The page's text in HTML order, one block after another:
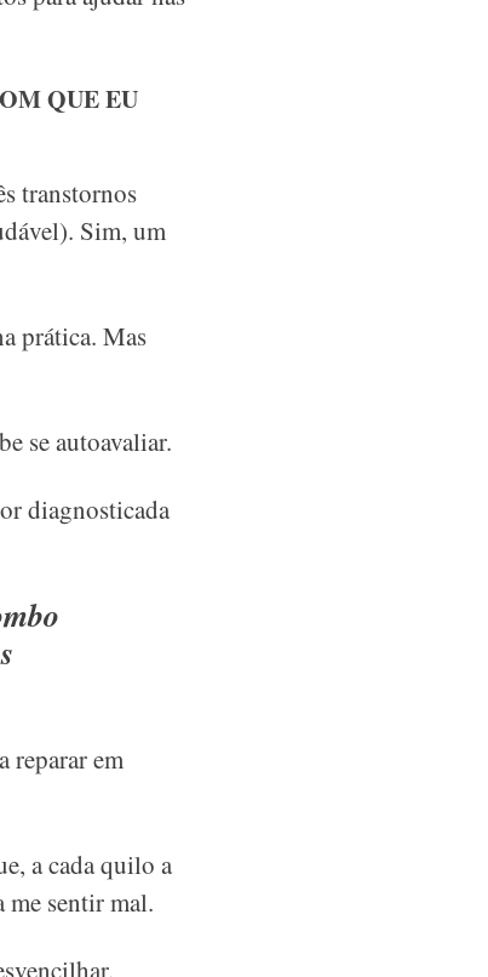
QUE EU
transtornos
Sim, um
prática. Mas
se autoavaliar.
diagnosticada
reparar em
a cada quilo a
sentir mal.